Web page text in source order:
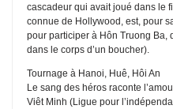
cascadeur qui avait joué dans le
connue de Hollywood, est, pour
pour participer à Hôn Truong Ba,
dans le corps d’un boucher).
Tournage à Hanoi, Huê, Hôi An
Le sang des héros raconte
Viêt Minh (Ligue pour